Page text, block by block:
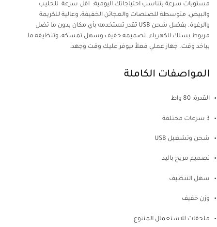
مستويات سرعة بتناسب احتياجاتك اليومية: اقل سرعة للحليب
والبيض، متوسطة للصلصات والعجائن الخفيفة، وعالية للكريمة
والرغوة. بفضل شحن USB تقدر تستخدمه بأي مكان بدون ما تضل
مربوط بسلك الكهرباء. تصميمه خفيف وسهل تمسكه، وتنظيفه ما
بياخد وقت. جهاز عملي فعلاً بيوفر عليك وقت وجهد.
المواصفات الكاملة
القدرة: 80 واط
3 سرعات مختلفة
شحن وتشغيل USB
تصميم مريح باليد
سهل التنظيف
وزن خفيف
ملحقات للاستعمال المتنوع